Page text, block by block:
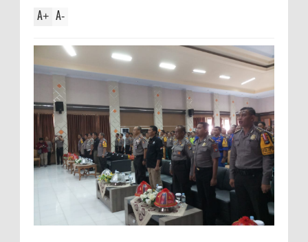
A+ A-